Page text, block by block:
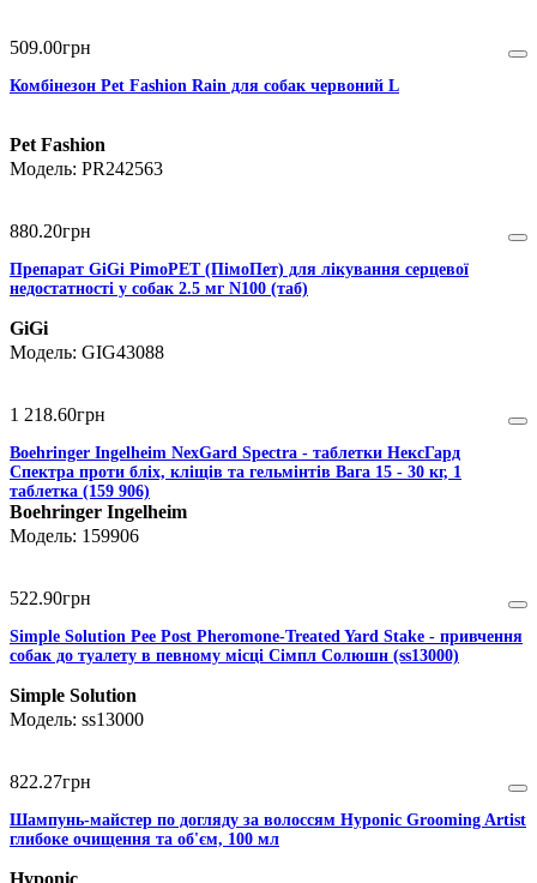
509.00грн
Комбінезон Pet Fashion Rain для собак червоний L
Pet Fashion
PR242563
880.20грн
Препарат GiGi PimoPET (ПімоПет) для лікування серцевої
недостатності у собак 2.5 мг N100 (таб)
GiGi
GIG43088
1 218.60грн
Boehringer Ingelheim NexGard Spectra - таблетки НексГард
Спектра проти бліх, кліщів та гельмінтів Вага 15 - 30 кг, 1
таблетка (159 906)
Boehringer Ingelheim
159906
522.90грн
Simple Solution Pee Post Pheromone-Treated Yard Stake - привчення
собак до туалету в певному місці Сімпл Солюшн (ss13000)
Simple Solution
ss13000
822.27грн
Шампунь-майстер по догляду за волоссям Hyponic Grooming Artist
глибоке очищення та об'єм, 100 мл
Hyponic